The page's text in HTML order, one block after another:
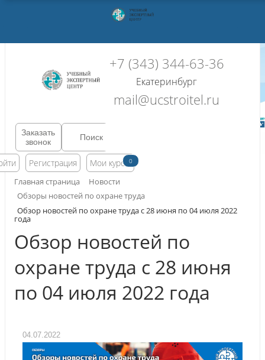
+7 (343) 344-63-36
Екатеринбург
mail@ucstroitel.ru
Заказать
звонок
Регистрация Мои курсы0
Главная страница
Новости
Обзоры новостей по охране труда
Обзор новостей по охране труда с 28 июня по 04 июля 2022
года
Обзор новостей по
охране труда с 28 июня
по 04 июля 2022 года
04.07.2022